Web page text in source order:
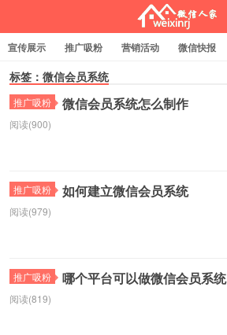
宣传展示 推广吸粉 营销活动 微信快报
电商交易
关于 行业功能
抖音潮图
文章赏析 标签云
标签：微信会员系统
推广吸粉 微信会员系统怎么制作
阅读(900)
推广吸粉 如何建立微信会员系统
阅读(979)
推广吸粉 哪个平台可以做微信会员系统
阅读(819)